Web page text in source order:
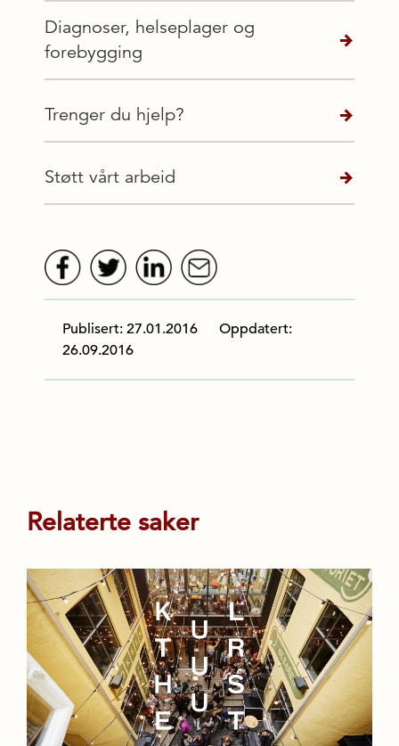
Diagnoser, helseplager og
forebygging
Trenger du hjelp?
Støtt vårt arbeid
Publisert: 27.01.2016
Oppdatert:
26.09.2016
Relaterte saker